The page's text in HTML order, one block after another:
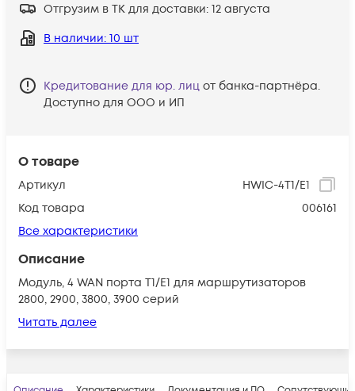
О товаре
Артикул
HWIC-4T1/E1
Код товара
006161
Все характеристики
Описание
Модуль, 4 WAN порта T1/E1 для маршрутизаторов
2800, 2900, 3800, 3900 серий
Читать далее
Отгрузим в ТК для доставки: 12 августа
В наличии: 10 шт
Кредитование для юр. лиц от банка-партнёра.
Доступно для ООО и ИП